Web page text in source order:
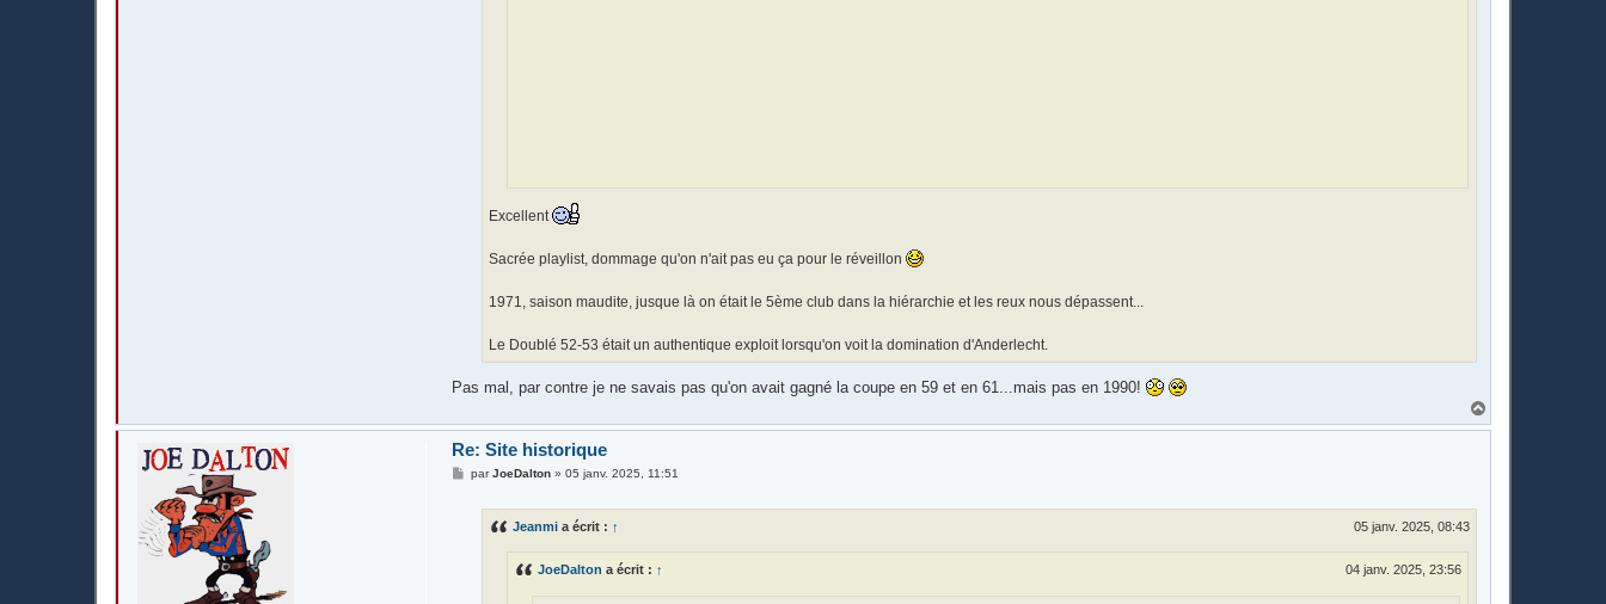
Excellent
Sacrée playlist, dommage qu'on n'ait pas eu ça pour le réveillon
1971, saison maudite, jusque là on était le 5ème club dans la hiérarchie et les reux nous dépassent...
Le Doublé 52-53 était un authentique exploit lorsqu'on voit la domination d'Anderlecht.
Pas mal, par contre je ne savais pas qu'on avait gagné la coupe en 59 et en 61...mais pas en 1990!
a
Re: Site historique
MparJoeDalton »05 janv. 2025, 11:51
Jeanmi a écrit : ↑ 05 janv. 2025, 08:43
JoeDalton a écrit : ↑ 04 janv. 2025, 23:56